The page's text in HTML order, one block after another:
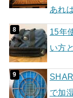
あれ
15年
い方
で加